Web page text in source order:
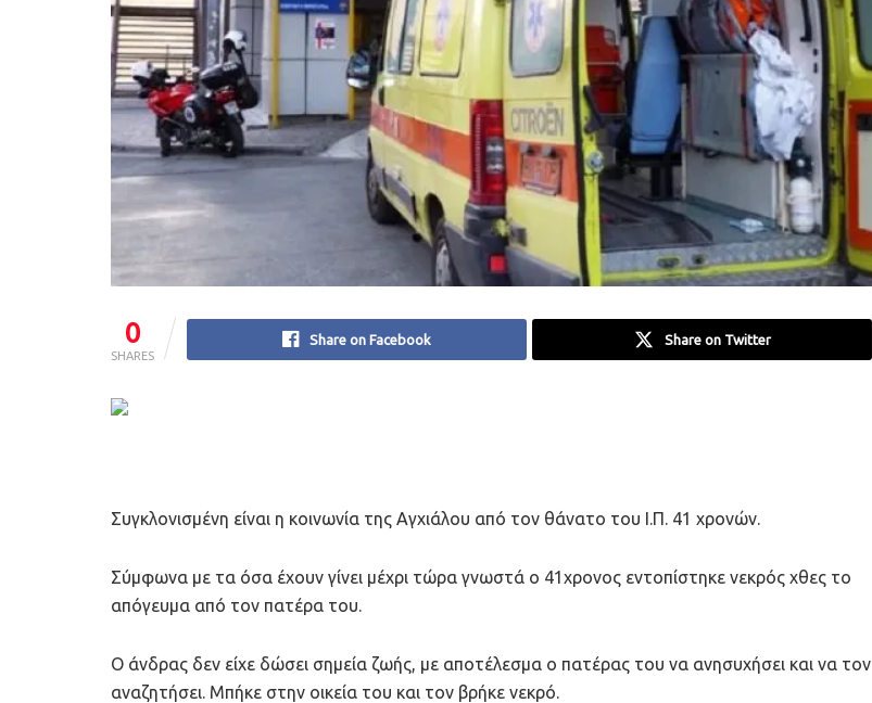
0
SHARES
Share on Facebook Share on Twitter
Συγκλονισμένη είναι η κοινωνία της Αγχιάλου από τον θάνατο του Ι.Π. 41 χρονών.
Σύμφωνα με τα όσα έχουν γίνει μέχρι τώρα γνωστά ο 41χρονος εντοπίστηκε νεκρός χθες το
απόγευμα από τον πατέρα του.
Ο άνδρας δεν είχε δώσει σημεία ζωής, με αποτέλεσμα ο πατέρας του να ανησυχήσει και να τον
αναζητήσει. Μπήκε στην οικεία του και τον βρήκε νεκρό.